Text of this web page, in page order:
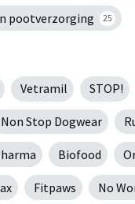
pootverzorging 25
Vetramil STOP!
Non Stop Dogwear
Biofood
Fitpaws No